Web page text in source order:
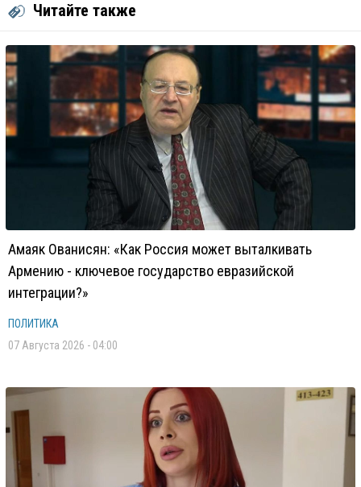
Читайте также
Амаяк Ованисян: «Как Россия может выталкивать
Армению - ключевое государство евразийской
интеграции?»
ПОЛИТИКА
07 Августа 2026 - 04:00